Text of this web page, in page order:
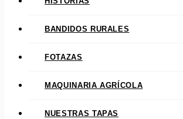
BANDIDOS RURALES
FOTAZAS
MAQUINARIA AGRÍCOLA
NUESTRAS TAPAS